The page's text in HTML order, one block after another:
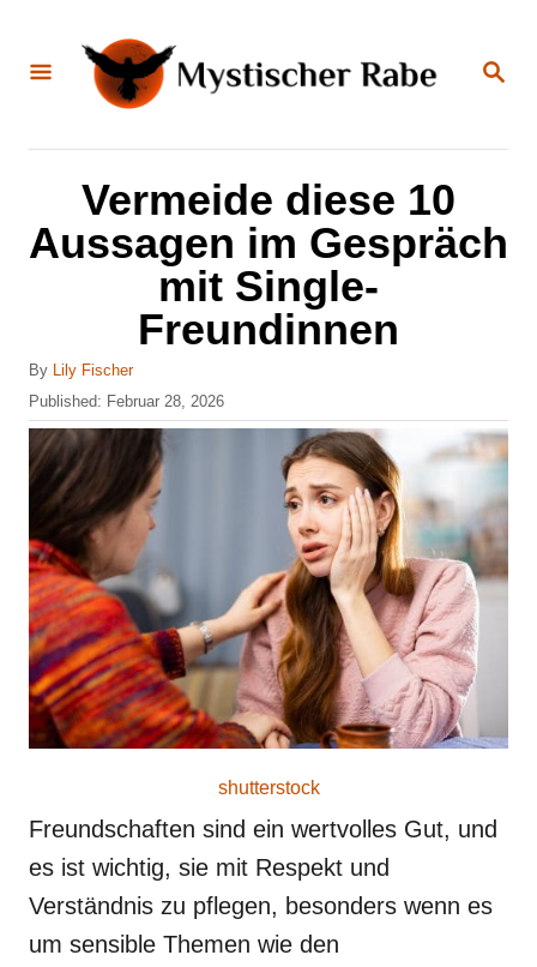
S
E
Vermeide diese 10
Aussagen im Gespräch
mit Single-
Freundinnen
By A
u
t
h
o
r
Lily Fischer
P
o
t
o
n
Published: Februar 28, 2026
shutterstock
Freundschaften sind ein wertvolles Gut, und
es ist wichtig, sie mit Respekt und
Verständnis zu pflegen, besonders wenn es
um sensible Themen wie den